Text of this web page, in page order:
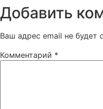
Добавить
Ваш адрес email не будет
Комментарий *